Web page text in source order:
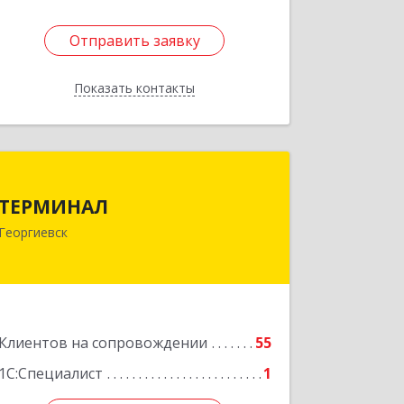
Отправить заявку
Показать контакты
Отправить заявку
Назад
ТЕРМИНАЛ
Георгиевск
Клиентов на сопровождении
55
1С:Специалист
1
Георгиевск г, Калинина ул, дом № 109
Подробнее